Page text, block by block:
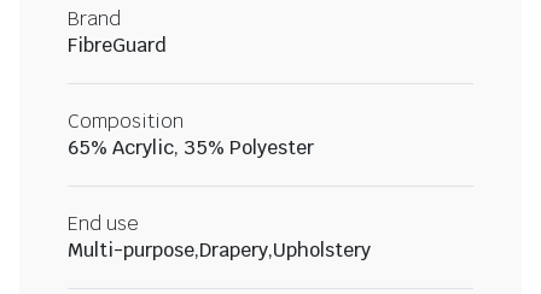
Brand
FibreGuard
Composition
65% Acrylic, 35% Polyester
End use
Multi-purpose,Drapery,Upholstery